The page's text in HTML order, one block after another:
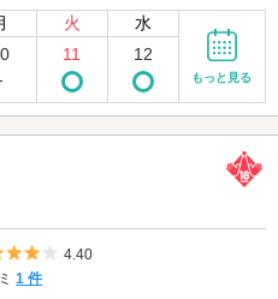
火 水
11 12
もっと見る
5つ星のうち4
4.40
1 件